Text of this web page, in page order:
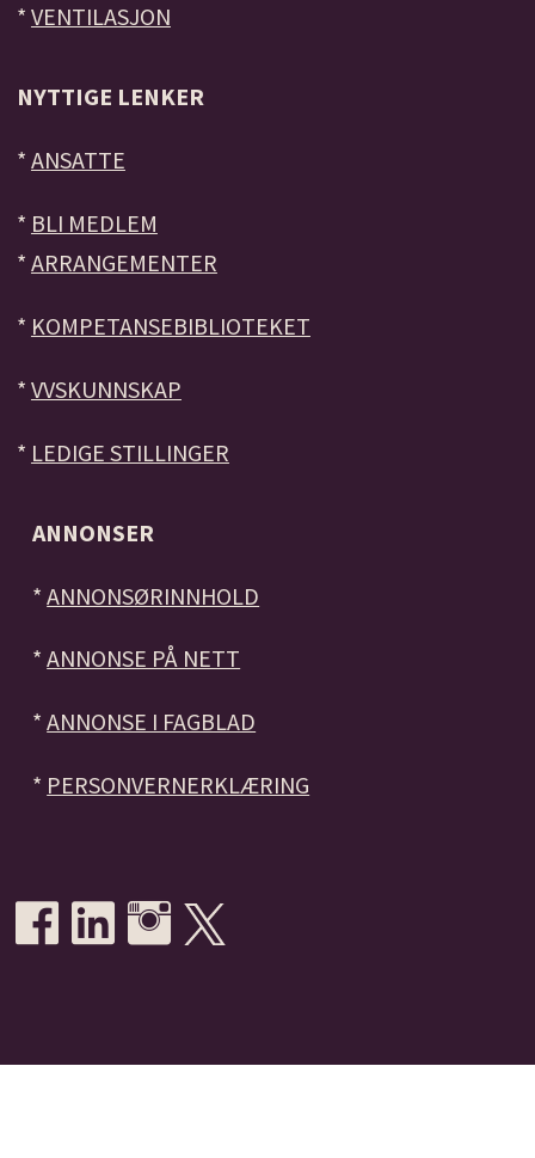
* VENTILASJON
NYTTIGE LENKER
* ANSATTE
* BLI MEDLEM
* ARRANGEMENTER
* KOMPETANSEBIBLIOTEKET
* VVSKUNNSKAP
* LEDIGE STILLINGER
ANNONSER
*ANNONSØRINNHOLD
*ANNONSE PÅ NETT
*ANNONSE I FAGBLAD
* PERSONVERNERKLÆRING